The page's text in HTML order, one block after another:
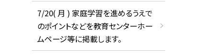
7/20( 月 ) 家庭学習を進めるうえで
のポイントなどを教育センターホー
ムページ等に掲載します。